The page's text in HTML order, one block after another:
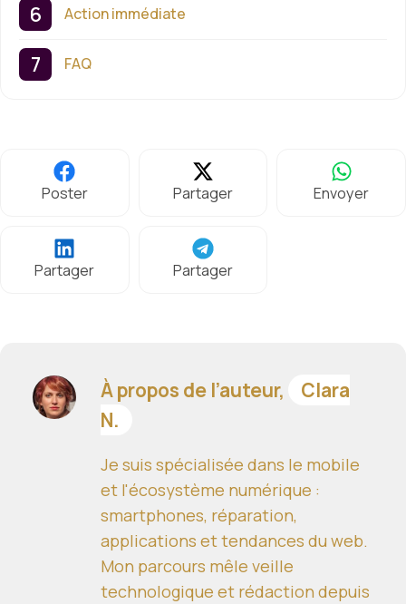
Action immédiate
FAQ
Poster Partager Envoyer
Partager Partager
À propos de l’auteur,
Clara
N.
Je suis spécialisée dans le mobile
et l'écosystème numérique :
smartphones, réparation,
applications et tendances du web.
Mon parcours mêle veille
technologique et rédaction depuis